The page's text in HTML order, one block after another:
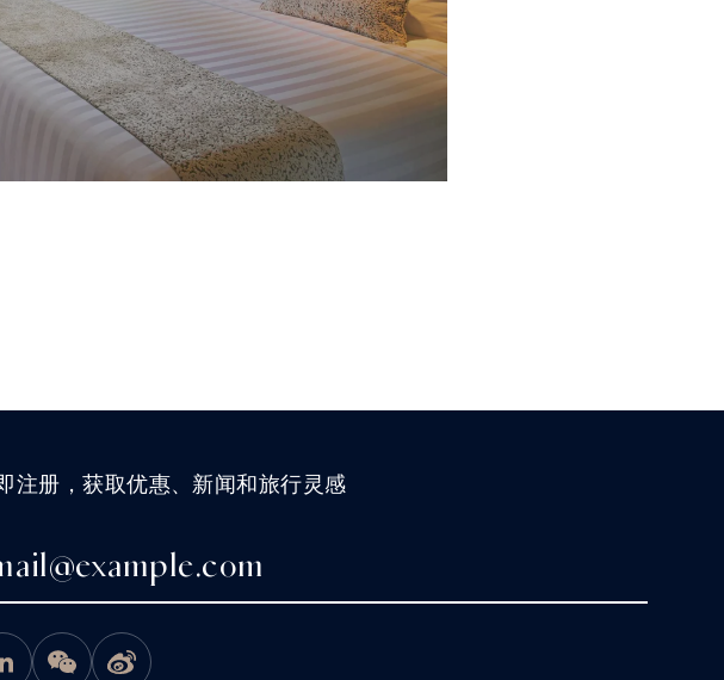
注册，获取优惠、新闻和旅行灵感